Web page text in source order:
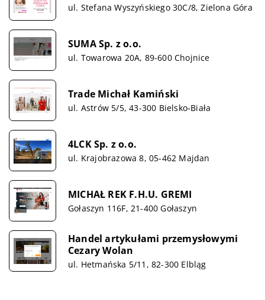
ul. Stefana Wyszyńskiego 30C/8, Zielona Góra
SUMA Sp. z o.o.
ul. Towarowa 20A, 89-600 Chojnice
Trade Michał Kamiński
ul. Astrów 5/5, 43-300 Bielsko-Biała
4LCK Sp. z o.o.
ul. Krajobrazowa 8, 05-462 Majdan
MICHAŁ REK F.H.U. GREMI
Gołaszyn 116F, 21-400 Gołaszyn
Handel artykułami przemysłowymi
Cezary Wolan
ul. Hetmańska 5/11, 82-300 Elbląg